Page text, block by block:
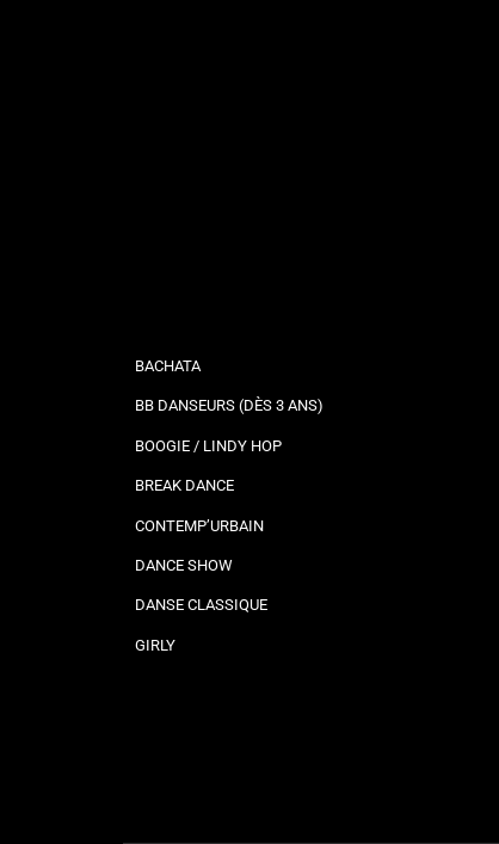
BACHATA
BB DANSEURS (DÈS 3 ANS)
BOOGIE / LINDY HOP
BREAK DANCE
CONTEMP’URBAIN
DANCE SHOW
DANSE CLASSIQUE
GIRLY